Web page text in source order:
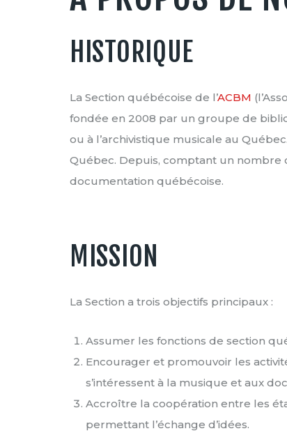
HISTORIQUE
La Section québécoise de l’ACBM
fondée en 2008 par un groupe de
ou à l’archivistique musicale au
Québec. Depuis, comptant un nombre
documentation québécoise.
MISSION
La Section a trois objectifs principaux :
Assumer les fonctions de section
Encourager et promouvoir les
s’intéressent à la musique et aux
Accroître la coopération entre les
permettant l’échange d’idées.